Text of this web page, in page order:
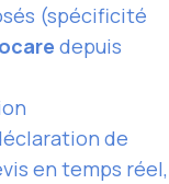
(spécificité
depuis
de
en temps réel,